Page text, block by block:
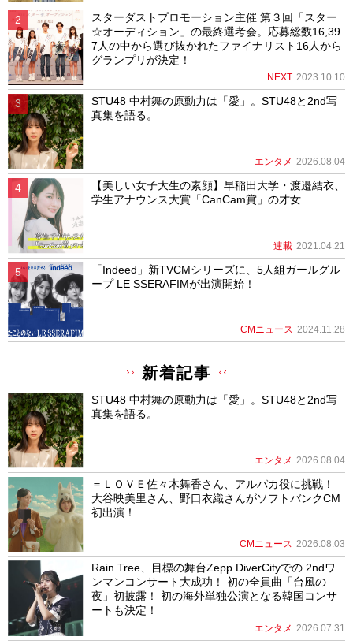
スターダストプロモーション主催 第３回「スター
☆オーディション」の最終選考会。応募総数16,39
7人の中から選び抜かれたファイナリスト16人から
グランプリが決定！
NEXT 2023.10.10
STU48 中村舞の原動力は「愛」。STU48と2nd写
真集を語る。
エンタメ 2026.08.04
【美しい女子大生の素顔】早稲田大学・渡邉結衣、
学生アナウンス大賞「CanCam賞」の才女
連載 2021.04.21
「Indeed」新TVCMシリーズに、5人組ガールグル
ープ LE SSERAFIMが出演開始！
CMニュース 2024.11.28
新着記事
STU48 中村舞の原動力は「愛」。STU48と2nd写
真集を語る。
エンタメ 2026.08.04
＝ＬＯＶＥ佐々木舞香さん、アルパカ役に挑戦！
大谷映美里さん、野口衣織さんがソフトバンクCM
初出演！
CMニュース 2026.08.03
Rain Tree、目標の舞台Zepp DiverCityでの 2ndワ
ンマンコンサート大成功！ 初の全員曲「台風の
夜」初披露！ 初の海外単独公演となる韓国コンサ
ートも決定！
エンタメ 2026.07.31